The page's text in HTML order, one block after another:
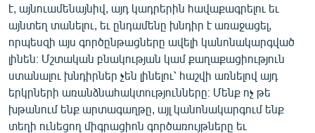
է, այնուամենայնիվ, այդ կադրերին հավաքագրելու եւ
այնտեղ տանելու, եւ ընդամենը խնդիր է առաջացել,
որպեսզի այս գործընթացները ավելի կանոնակարգված
լինեն։ Մշտական բնակության կամ քաղաքացիություն
ստանալու խնդիրներ չեն լինելու՝ հաշվի առնելով այդ
երկրների առանձնահակտությունները։ Մենք ոչ թե
խթանում ենք արտագաղթը, այլ կանոնակարգում ենք
տեղի ունեցող միգրացիոն գործառույթները եւ